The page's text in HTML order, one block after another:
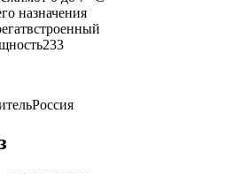
назначения
встроенный
233
Россия